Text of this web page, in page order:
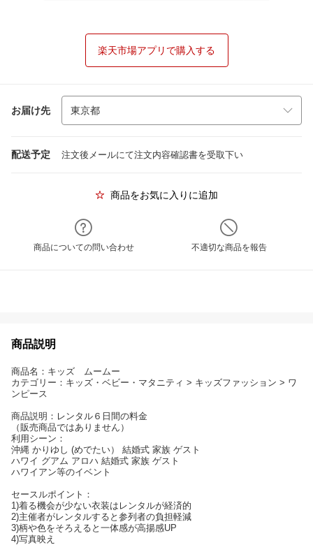
楽天市場アプリで購入する
お届け先
配送予定 注文後メールにて注文内容確認書を受取下い
商品をお気に入りに追加
商品についての問い合わせ 不適切な商品を報告
商品説明
商品名：キッズ ムームー
カテゴリー：キッズ・ベビー・マタニティ > キッズファッション > ワ
ンピース
商品説明：レンタル６日間の料金
（販売商品ではありません）
利用シーン：
沖縄 かりゆし (めでたい） 結婚式 家族 ゲスト
ハワイ グアム アロハ 結婚式 家族 ゲスト
ハワイアン等のイベント
セースルポイント：
1)着る機会が少ない衣装はレンタルが経済的
2)主催者がレンタルすると参列者の負担軽減
3)柄や色をそろえると一体感が高揚感UP
4)写真映え